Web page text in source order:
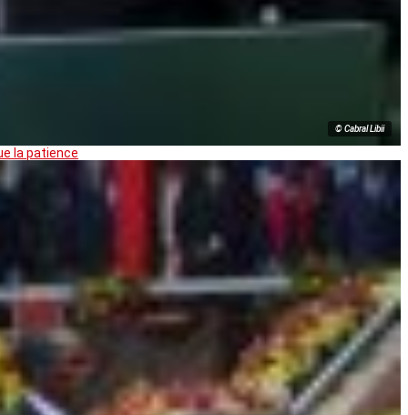
© Cabral Libii
la patience